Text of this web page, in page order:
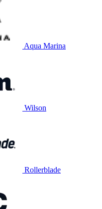
Aqua Marina
Wilson
Rollerblade